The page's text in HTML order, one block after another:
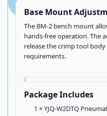
Base Mount
The BM-2 bench mount
hands-free operation. The
release the crimp tool
requirements.
Package Includes
1 × YJQ-W2DTQ